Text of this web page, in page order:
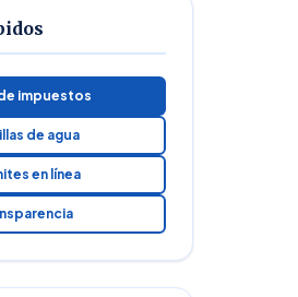
impuestos
de agua
en línea